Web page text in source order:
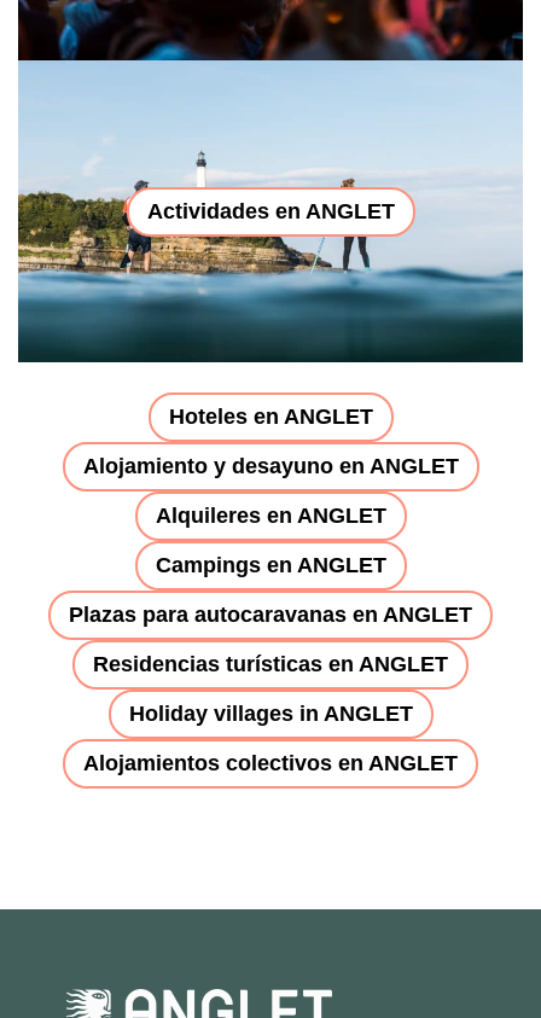
Actividades en ANGLET
Hoteles en ANGLET
Alojamiento y desayuno en ANGLET
Alquileres en ANGLET
Campings en ANGLET
Plazas para autocaravanas en ANGLET
Residencias turísticas en ANGLET
Holiday villages in ANGLET
Alojamientos colectivos en ANGLET